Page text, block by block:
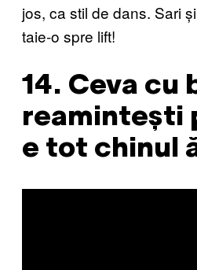
jos, ca stil de dans. Sari
taie-o spre lift!
14. Ceva cu
reamintești
e tot chinul